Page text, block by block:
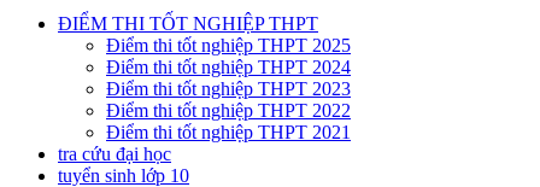
ĐIỂM THI TỐT NGHIỆP THPT
Điểm thi tốt nghiệp THPT 2025
Điểm thi tốt nghiệp THPT 2024
Điểm thi tốt nghiệp THPT 2023
Điểm thi tốt nghiệp THPT 2022
Điểm thi tốt nghiệp THPT 2021
tra cứu đại học
tuyển sinh lớp 10